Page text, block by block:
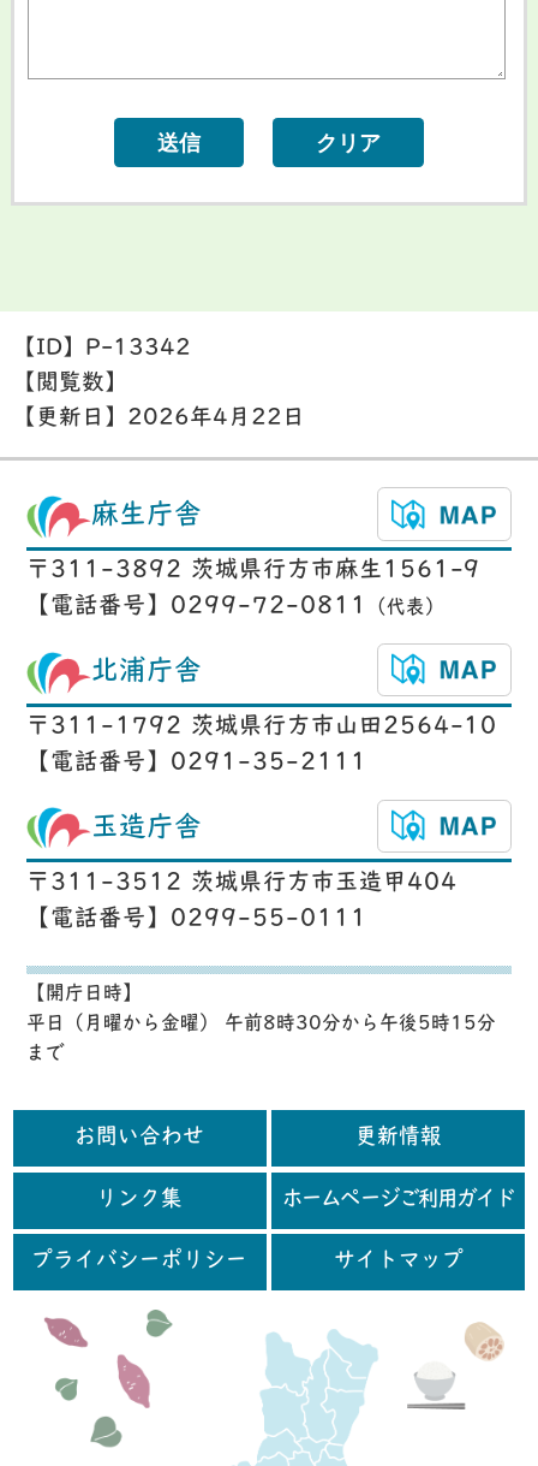
【ID】 P-13342
【閲覧数】
【更新日】 2026年4月22日
麻生庁舎
〒311-3892 茨城県行方市麻生1561-9
【電話番号】0299-72-0811
（代表）
北浦庁舎
〒311-1792 茨城県行方市山田2564-10
【電話番号】0291-35-2111
玉造庁舎
〒311-3512 茨城県行方市玉造甲404
【電話番号】0299-55-0111
【開庁日時】
平日（月曜から金曜） 午前8時30分から午後5時15分
まで
お問い合わせ 更新情報
リンク集 ホームページご利用ガイド
プライバシーポリシー サイトマップ